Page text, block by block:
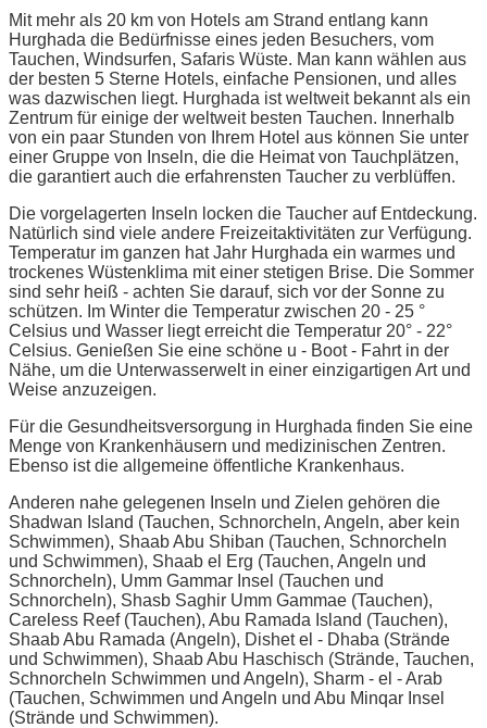
Mit mehr als 20 km von Hotels am Strand entlang kann
Hurghada die Bedürfnisse eines jeden Besuchers, vom
Tauchen, Windsurfen, Safaris Wüste. Man kann wählen aus
der besten 5 Sterne Hotels, einfache Pensionen, und alles
was dazwischen liegt. Hurghada ist weltweit bekannt als ein
Zentrum für einige der weltweit besten Tauchen. Innerhalb
von ein paar Stunden von Ihrem Hotel aus können Sie unter
einer Gruppe von Inseln, die die Heimat von Tauchplätzen,
die garantiert auch die erfahrensten Taucher zu verblüffen.
Die vorgelagerten Inseln locken die Taucher auf Entdeckung.
Natürlich sind viele andere Freizeitaktivitäten zur Verfügung.
Temperatur im ganzen hat Jahr Hurghada ein warmes und
trockenes Wüstenklima mit einer stetigen Brise. Die Sommer
sind sehr heiß - achten Sie darauf, sich vor der Sonne zu
schützen. Im Winter die Temperatur zwischen 20 - 25 °
Celsius und Wasser liegt erreicht die Temperatur 20° - 22°
Celsius. Genießen Sie eine schöne u - Boot - Fahrt in der
Nähe, um die Unterwasserwelt in einer einzigartigen Art und
Weise anzuzeigen.
Für die Gesundheitsversorgung in Hurghada finden Sie eine
Menge von Krankenhäusern und medizinischen Zentren.
Ebenso ist die allgemeine öffentliche Krankenhaus.
Anderen nahe gelegenen Inseln und Zielen gehören die
Shadwan Island (Tauchen, Schnorcheln, Angeln, aber kein
Schwimmen), Shaab Abu Shiban (Tauchen, Schnorcheln
und Schwimmen), Shaab el Erg (Tauchen, Angeln und
Schnorcheln), Umm Gammar Insel (Tauchen und
Schnorcheln), Shasb Saghir Umm Gammae (Tauchen),
Careless Reef (Tauchen), Abu Ramada Island (Tauchen),
Shaab Abu Ramada (Angeln), Dishet el - Dhaba (Strände
und Schwimmen), Shaab Abu Haschisch (Strände, Tauchen,
Schnorcheln Schwimmen und Angeln), Sharm - el - Arab
(Tauchen, Schwimmen und Angeln und Abu Minqar Insel
(Strände und Schwimmen).